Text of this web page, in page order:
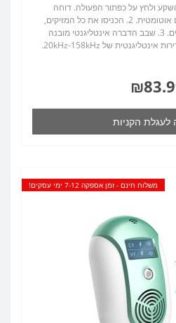
ולחץ על כפתור הפעולה. דוחה
היתושים ודוחה החרקים פועלים אוטומטית. 2. הכניסו את כל המזיקים,
החולדות והבאגים בתדרים שונים. 3. שבב הדברה אינטליגנטי מובנה
לעכבר דוחה חרקים, ומספק תדירות אינטליגנטית של 20kHz-158kHz.
לעגלת הקניות
משלוח חינם - זמן אספקה 7-12 ימי עסקים!